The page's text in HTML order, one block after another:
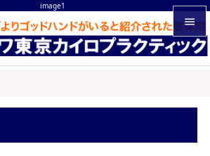
image1


メニュ